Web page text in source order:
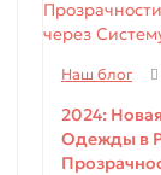
Наш блог
2024:
Одежды в